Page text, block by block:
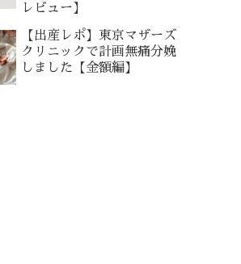
レビュー】
【出産レポ】東京マザーズ
クリニックで計画無痛分娩
しました【金額編】